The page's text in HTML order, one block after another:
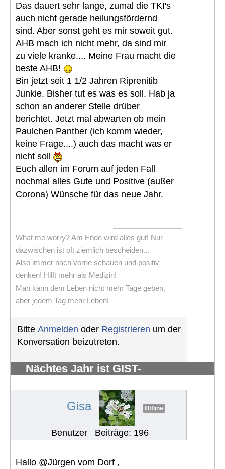
Das dauert sehr lange, zumal die TKI's
auch nicht gerade heilungsfördernd
sind. Aber sonst geht es mir soweit gut.
AHB mach ich nicht mehr, da sind mir
zu viele kranke.... Meine Frau macht die
beste AHB!
Bin jetzt seit 1 1/2 Jahren Riprenitib
Junkie. Bisher tut es was es soll. Hab ja
schon an anderer Stelle drüber
berichtet. Jetzt mal abwarten ob mein
Paulchen Panther (ich komm wieder,
keine Frage....) auch das macht was er
nicht soll
Euch allen im Forum auf jeden Fall
nochmal alles Gute und Positive (außer
Corona) Wünsche für das neue Jahr.
What me worry? Am Ende wird alles gut! Nur
dazwischen ist oft ziemlich bescheiden...
Also immer nach vorne schauen und positiv
denken! Hilft mehr als Medizin!
Man kann dem Leben nicht mehr Tage geben,
aber jedem Tag mehr Leben!
Bitte Anmelden oder Registrieren um der
Konversation beizutreten.
Nächtes Jahr ist GIST-
Gisa Offline
Benutzer Beiträge: 196
Hallo @Jürgen vom Dorf ,